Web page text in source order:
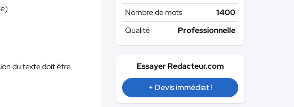
du texte doit être
Nombre de mots
1400
Qualité
Professionnelle
Essayer Redacteur.com
+ Devis immédiat !